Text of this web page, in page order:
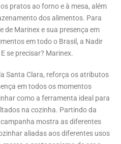
pratos ao forno e à mesa, além
dos alimentos. Para
de Marinex e sua presença em
em todo o Brasil, a Nadir
se precisar? Marinex.
Santa Clara, reforça os atributos
em todos os momentos
como a ferramenta ideal para
na cozinha. Partindo da
campanha mostra as diferentes
aliadas aos diferentes usos